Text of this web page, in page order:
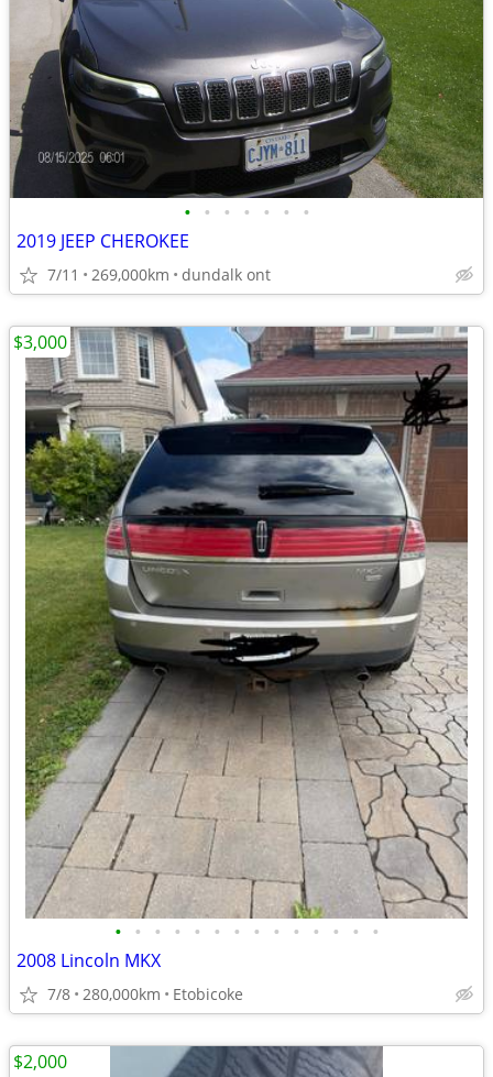
• • • • • • •
2019 JEEP CHEROKEE
7/11 269,000km dundalk ont
• • • • • • • • • • • • • •
2008 Lincoln MKX
7/8 280,000km Etobicoke
$3,000
$2,000